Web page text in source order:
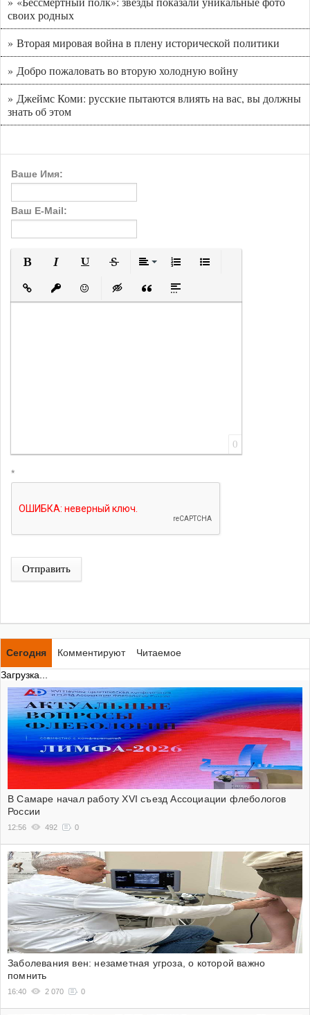
своих родных
» Вторая мировая война в плену исторической политики
» Добро пожаловать во вторую холодную войну
» Джеймс Коми: русские пытаются влиять на вас, вы должны
знать об этом
Ваше Имя:
Ваш E-Mail:
Подчеркнутый
Вставить ссылку
Вставить защищенную ссылку
Вставить смайлик
Вставка скрытого текста
Вставка цитаты
Вставка спойлера
0
*
Отправить
Сегодня Комментируют
Читаемое
Загрузка...
В Самаре начал работу XVI съезд Ассоциации флебологов
России
12:56 492 0
Заболевания вен: незаметная угроза, о которой важно
помнить
16:40 2 070 0